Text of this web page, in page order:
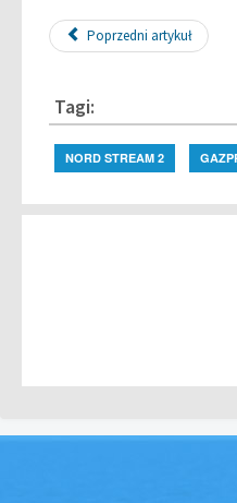
Poprzedni artykuł
Tagi:
NORD STREAM 2